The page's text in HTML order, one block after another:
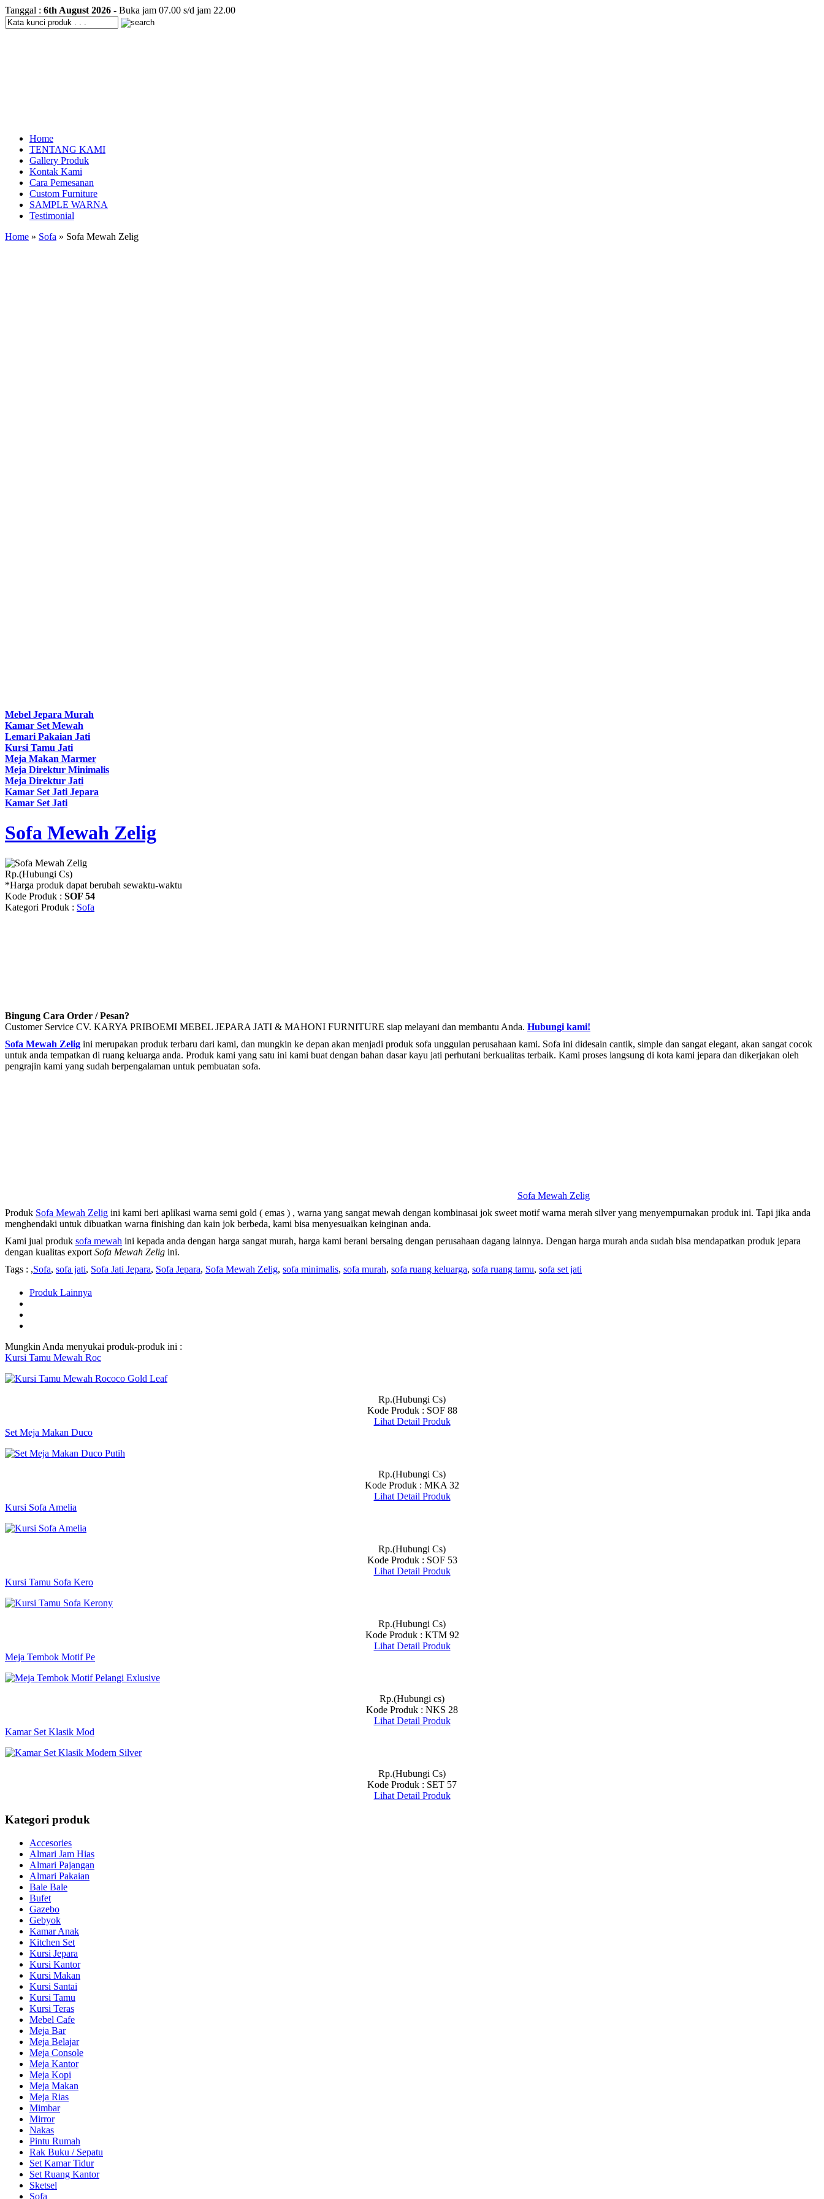
Tanggal : 6th August 2026 - Buka jam 07.00 s/d jam 22.00
Home
TENTANG KAMI
Gallery Produk
Kontak Kami
Cara Pemesanan
Custom Furniture
SAMPLE WARNA
Testimonial
Home » Sofa » Sofa Mewah Zelig
Mebel Jepara Murah
Kamar Set Mewah
Lemari Pakaian Jati
Kursi Tamu Jati
Meja Makan Marmer
Meja Direktur Minimalis
Meja Direktur Jati
Kamar Set Jati Jepara
Kamar Set Jati
Sofa Mewah Zelig
Rp.(Hubungi Cs)
*Harga produk dapat berubah sewaktu-waktu
Kode Produk : SOF 54
Kategori Produk : Sofa
Bingung Cara Order / Pesan?
Customer Service CV. KARYA PRIBOEMI MEBEL JEPARA JATI & MAHONI FURNITURE siap melayani dan membantu Anda. Hubungi kami!
Sofa Mewah Zelig ini merupakan produk terbaru dari kami, dan mungkin ke depan akan menjadi produk sofa unggulan perusahaan kami. Sofa ini didesain cantik, simple dan sangat elegant, akan sangat cocok
untuk anda tempatkan di ruang keluarga anda. Produk kami yang satu ini kami buat dengan bahan dasar kayu jati perhutani berkualitas terbaik. Kami proses langsung di kota kami jepara dan dikerjakan oleh
pengrajin kami yang sudah berpengalaman untuk pembuatan sofa.
Sofa Mewah Zelig
Produk Sofa Mewah Zelig ini kami beri aplikasi warna semi gold ( emas ) , warna yang sangat mewah dengan kombinasai jok sweet motif warna merah silver yang menyempurnakan produk ini. Tapi jika anda
menghendaki untuk dibuatkan warna finishing dan kain jok berbeda, kami bisa menyesuaikan keinginan anda.
Kami jual produk sofa mewah ini kepada anda dengan harga sangat murah, harga kami berani bersaing dengan perusahaan dagang lainnya. Dengan harga murah anda sudah bisa mendapatkan produk jepara
dengan kualitas export Sofa Mewah Zelig ini.
Tags : ,Sofa, sofa jati, Sofa Jati Jepara, Sofa Jepara, Sofa Mewah Zelig, sofa minimalis, sofa murah, sofa ruang keluarga, sofa ruang tamu, sofa set jati
Produk Lainnya
Mungkin Anda menyukai produk-produk ini :
Kursi Tamu Mewah Roc
Rp.(Hubungi Cs)
Kode Produk : SOF 88
Lihat Detail Produk
Set Meja Makan Duco
Rp.(Hubungi Cs)
Kode Produk : MKA 32
Lihat Detail Produk
Kursi Sofa Amelia
Rp.(Hubungi Cs)
Kode Produk : SOF 53
Lihat Detail Produk
Kursi Tamu Sofa Kero
Rp.(Hubungi Cs)
Kode Produk : KTM 92
Lihat Detail Produk
Meja Tembok Motif Pe
Rp.(Hubungi cs)
Kode Produk : NKS 28
Lihat Detail Produk
Kamar Set Klasik Mod
Rp.(Hubungi Cs)
Kode Produk : SET 57
Lihat Detail Produk
Kategori produk
Accesories
Almari Jam Hias
Almari Pajangan
Almari Pakaian
Bale Bale
Bufet
Gazebo
Gebyok
Kamar Anak
Kitchen Set
Kursi Jepara
Kursi Kantor
Kursi Makan
Kursi Santai
Kursi Tamu
Kursi Teras
Mebel Cafe
Meja Bar
Meja Belajar
Meja Console
Meja Kantor
Meja Kopi
Meja Makan
Meja Rias
Mimbar
Mirror
Nakas
Pintu Rumah
Rak Buku / Sepatu
Set Kamar Tidur
Set Ruang Kantor
Sketsel
Sofa